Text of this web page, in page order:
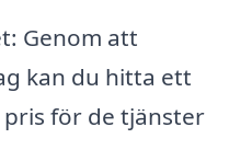
Genom att
kan du hitta ett
för de tjänster